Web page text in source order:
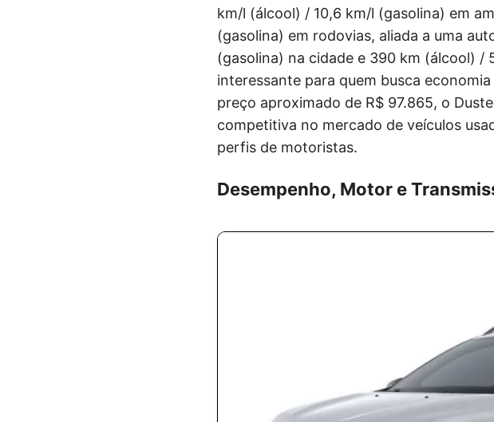
km/l (álcool) / 10,6 km/l (gasolina) em
(gasolina) em rodovias, aliada a uma
(gasolina) na cidade e 390 km (álcool)
interessante para quem busca
preço aproximado de R$ 97.865, o
competitiva no mercado de veículos
perfis de motoristas.
Desempenho, Motor e